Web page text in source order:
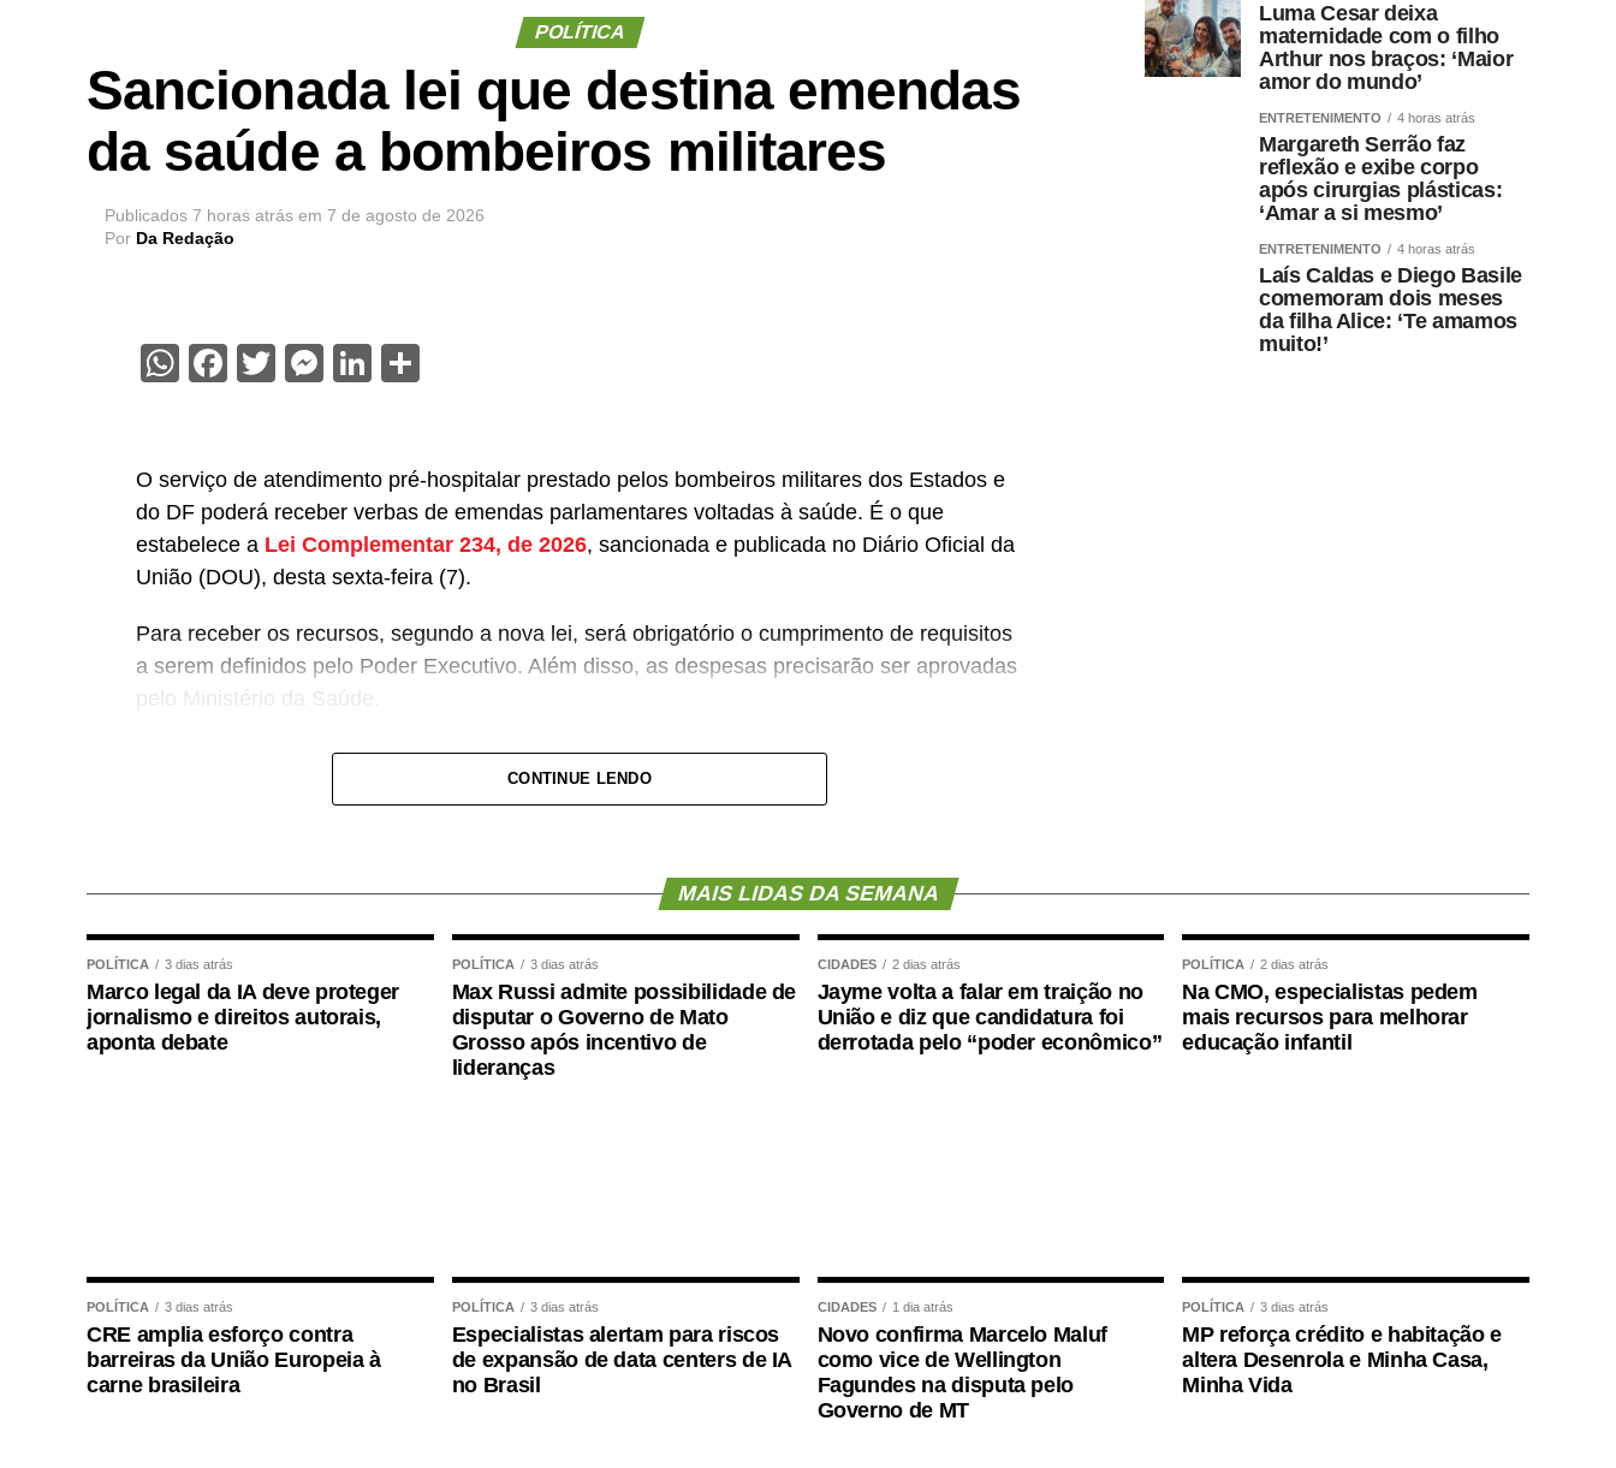
POLÍTICA
Sancionada lei que destina emendas
da saúde a bombeiros militares
Publicados 7 horas atrás em 7 de agosto de 2026
Por Da Redação
WhatsApp
Facebook
TwitterMessenger
LinkedIn
O serviço de atendimento pré-hospitalar prestado pelos bombeiros militares dos Estados e
do DF poderá receber verbas de emendas parlamentares voltadas à saúde. É o que
estabelece a Lei Complementar 234, de 2026, sancionada e publicada no Diário Oficial da
União (DOU), desta sexta-feira (7).
Para receber os recursos, segundo a nova lei, será obrigatório o cumprimento de requisitos
a serem definidos pelo Poder Executivo. Além disso, as despesas precisarão ser aprovadas
pelo Ministério da Saúde.
A lei proíbe o uso dessas emendas para pagamento de salários ou de aposentadorias de
bombeiros militares, assim como para qualquer custeio ou investimento que não seja
Projeto de Lei Complementar (PLP) 18/2021, de autoria do deputado
aprovada no Senado em julhodeste ano, com
parecer favorável do senador Nelsinho Trad (PSD-MS).
Agência Senado (Reprodução autorizada mediante citação da Agência Senado)
Fonte:Agência Senado
WhatsApp
Facebook
Twitter
Messenger
LinkedIn
Share
CONTINUE LENDO
Luma Cesar deixa
maternidade com o filho
Arthur nos braços: ‘Maior
amor do mundo’
ENTRETENIMENTO 4 horas atrás
Margareth Serrão faz
reflexão e exibe corpo
após cirurgias plásticas:
‘Amar a si mesmo’
ENTRETENIMENTO 4 horas atrás
Laís Caldas e Diego Basile
comemoram dois meses
da filha Alice: ‘Te amamos
muito!’
MAIS LIDAS DA SEMANA
POLÍTICA 3 dias atrás
Marco legal da IA deve proteger
jornalismo e direitos autorais,
aponta debate
POLÍTICA 3 dias atrás
Max Russi admite possibilidade de
disputar o Governo de Mato
Grosso após incentivo de
lideranças
CIDADES 2 dias atrás
Jayme volta a falar em traição no
União e diz que candidatura foi
derrotada pelo “poder econômico”
POLÍTICA 2 dias atrás
Na CMO, especialistas pedem
mais recursos para melhorar
educação infantil
POLÍTICA 3 dias atrás
CRE amplia esforço contra
barreiras da União Europeia à
carne brasileira
POLÍTICA 3 dias atrás
Especialistas alertam para riscos
de expansão de data centers de IA
no Brasil
CIDADES 1 dia atrás
Novo confirma Marcelo Maluf
como vice de Wellington
Fagundes na disputa pelo
Governo de MT
POLÍTICA 3 dias atrás
MP reforça crédito e habitação e
altera Desenrola e Minha Casa,
Minha Vida